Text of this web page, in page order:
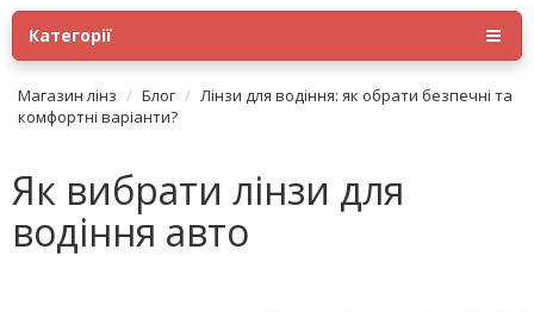
Категорії
Магазин лінз Блог
Лінзи для водіння: як обрати безпечні та
комфортні варіанти?
Як вибрати лінзи для
водіння авто